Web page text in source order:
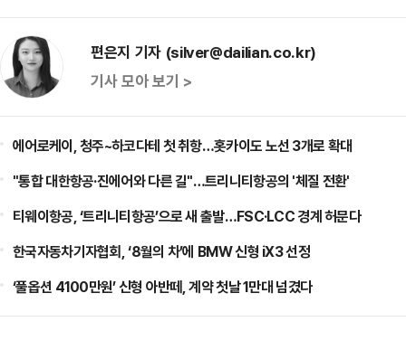
편은지 기자 (silver@dailian.co.kr)
기사 모아 보기 >
에어로케이, 청주~하코다테 첫 취항…홋카이도 노선 3개로 확대
"통합 대한항공·진에어와 다른 길"…트리니티항공의 '체질 전환'
티웨이항공, ‘트리니티항공’으로 새 출발…FSC·LCC 경계 허문다
한국자동차기자협회, ‘8월의 차’에 BMW 신형 iX3 선정
‘풀옵션 4100만원’ 신형 아반떼, 계약 첫날 1만대 넘겼다